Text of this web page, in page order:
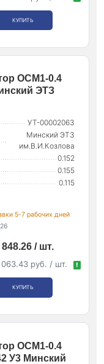
КУПИТЬ
ОСМ1-0.4
ЭТЗ
УТ-00002063
Минский ЭТЗ
им.В.И.Козлова
0.152
0.155
0.115
5-7 рабочих дней
848.26 / шт.
руб. / шт. !
КУПИТЬ
ОСМ1-0.4
У3 Минский